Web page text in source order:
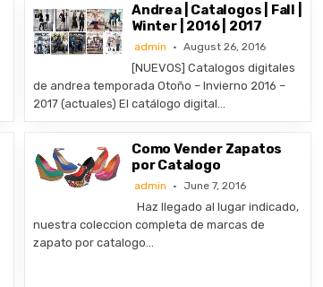
Andrea | Catalogos | Fall |
Winter | 2016 | 2017
admin August 26, 2016
[NUEVOS] Catalogos digitales
de andrea temporada Otoño – Invierno 2016 –
2017 (actuales) El catálogo digital…
Como Vender Zapatos
por Catalogo
admin June 7, 2016
Haz llegado al lugar indicado,
nuestra coleccion completa de marcas de
zapato por catalogo…